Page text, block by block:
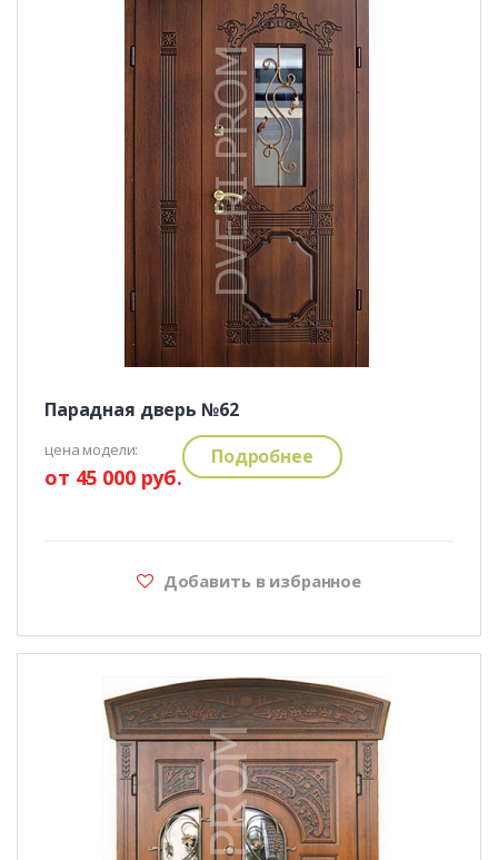
Парадная дверь №62
цена модели:
от 45 000 руб.
Подробнее
Добавить в избранное